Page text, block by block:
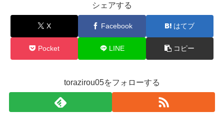
シェアする
X Facebook はてブ
Pocket LINE コピー
torazirou05をフォローする